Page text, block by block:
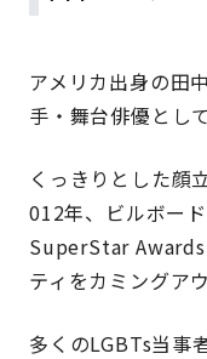
アメリカ出身の田
手・舞台俳優とし
くっきりとした顔
012年、ビルボー
SuperStar Awards
ティをカミングアウ
多くのLGBTs当事